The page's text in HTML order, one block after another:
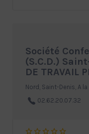
Société
(S.C.D.)
DE TRAVAIL
Nord, Saint-Denis, A
02.62.20.07.32